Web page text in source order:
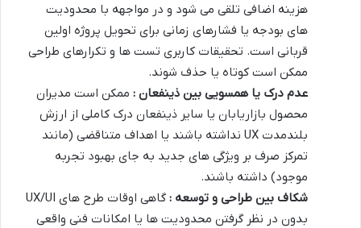
هزینه اضافی تلقی می شود و در مواجهه با محدودیت
های بودجه یا فشارهای زمانی برای تحویل پروژه اولین
قربانی است. تحقیقات کاربری تست ها و تکرارهای طراحی
ممکن است کوتاه یا حذف شوند.
عدم درک یا همسویی بین ذینفعان : ممکن است مدیران
محصول بازاریابان یا سایر ذینفعان درک کاملی از ارزش
بلندمدت UX نداشته باشند یا اهداف متناقضی (مانند
تمرکز صرف بر ویژگی های جدید به جای بهبود تجربه
موجود) داشته باشند.
شکاف بین طراحی و توسعه :
گاهی اوقات طرح های UX/UI
بدون در نظر گرفتن محدودیت ها یا امکانات فنی واقعی